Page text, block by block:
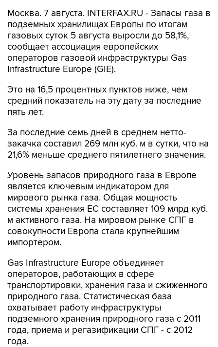
Москва. 7 августа. INTERFAX.RU - Запасы газа в
подземных хранилищах Европы по итогам
газовых суток 5 августа выросли до 58,1%,
сообщает ассоциация европейских
операторов газовой инфраструктуры Gas
Infrastructure Europe (GIE).
Это на 16,5 процентных пунктов ниже, чем
средний показатель на эту дату за последние
пять лет.
За последние семь дней в среднем нетто-
закачка составил 269 млн куб. м в сутки, что на
21,6% меньше среднего пятилетнего значения.
Уровень запасов природного газа в Европе
является ключевым индикатором для
мирового рынка газа. Общая мощность
системы хранения ЕС составляет 109 млрд куб.
м активного газа. На мировом рынке СПГ в
совокупности Европа стала крупнейшим
импортером.
Gas Infrastructure Europe объединяет
операторов, работающих в сфере
транспортировки, хранения газа и сжиженного
природного газа. Статистическая база
охватывает работу инфраструктуры
подземного хранения природного газа с 2011
года, приема и регазификации СПГ - с 2012
года.